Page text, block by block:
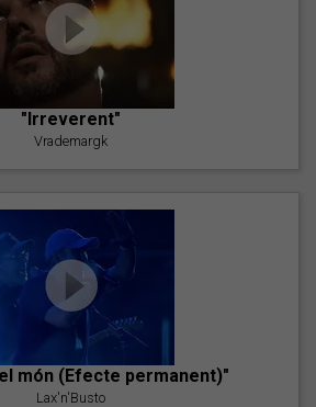
"Irreverent"
Vrademargk
món (Efecte permanent)"
Lax'n'Busto